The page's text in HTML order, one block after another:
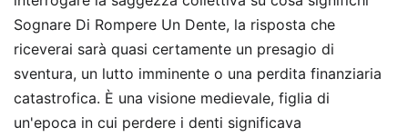
Sognare Di Rompere Un Dente, la risposta che
riceverai sarà quasi certamente un presagio di
sventura, un lutto imminente o una perdita finanziaria
catastrofica. È una visione medievale, figlia di
un'epoca in cui perdere i denti significava